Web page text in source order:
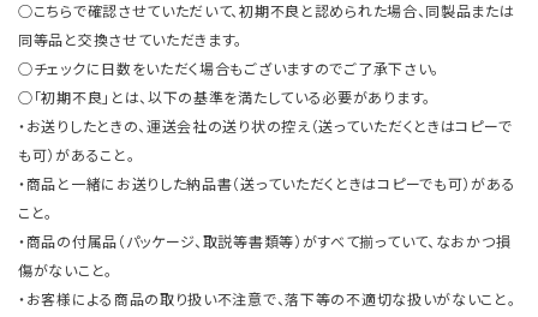
○こちらで確認させていただいて、初期不良と認められた場合、同製品または
同等品と交換させていただきます。
○チェックに日数をいただく場合もございますのでご了承下さい。
○「初期不良」とは、以下の基準を満たしている必要があります。
・お送りしたときの、運送会社の送り状の控え（送っていただくときはコピーで
も可）があること。
・商品と一緒にお送りした納品書（送っていただくときはコピーでも可）がある
こと。
・商品の付属品（パッケージ、取説等書類等）がすべて揃っていて、なおかつ損
傷がないこと。
・お客様による商品の取り扱い不注意で、落下等の不適切な扱いがないこと。